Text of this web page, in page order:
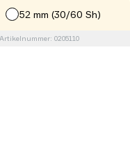
52 mm (30/60 Sh)
Artikelnummer: 0205110